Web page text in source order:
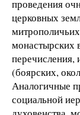
проведения
церковных
монастырских
перечисления,
(боярских,
Аналогичные
социальной